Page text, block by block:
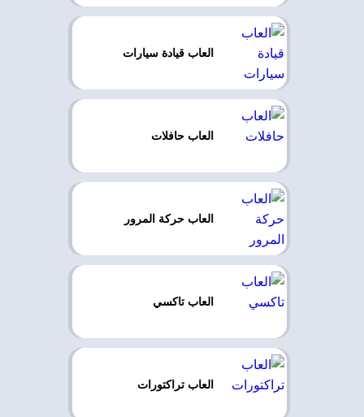
العاب قيادة سيارات
العاب حافلات
العاب حركة المرور
العاب تاكسي
العاب تراكتورات